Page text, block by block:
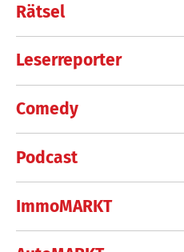
Rätsel
Leserreporter
Comedy
Podcast
ImmoMARKT